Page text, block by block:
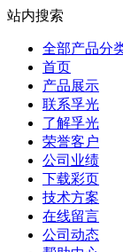
站内搜索
全部产品分
首页
产品展示
联系孚光
了解孚光
荣誉客户
公司业绩
下载彩页
技术方案
在线留言
公司动态